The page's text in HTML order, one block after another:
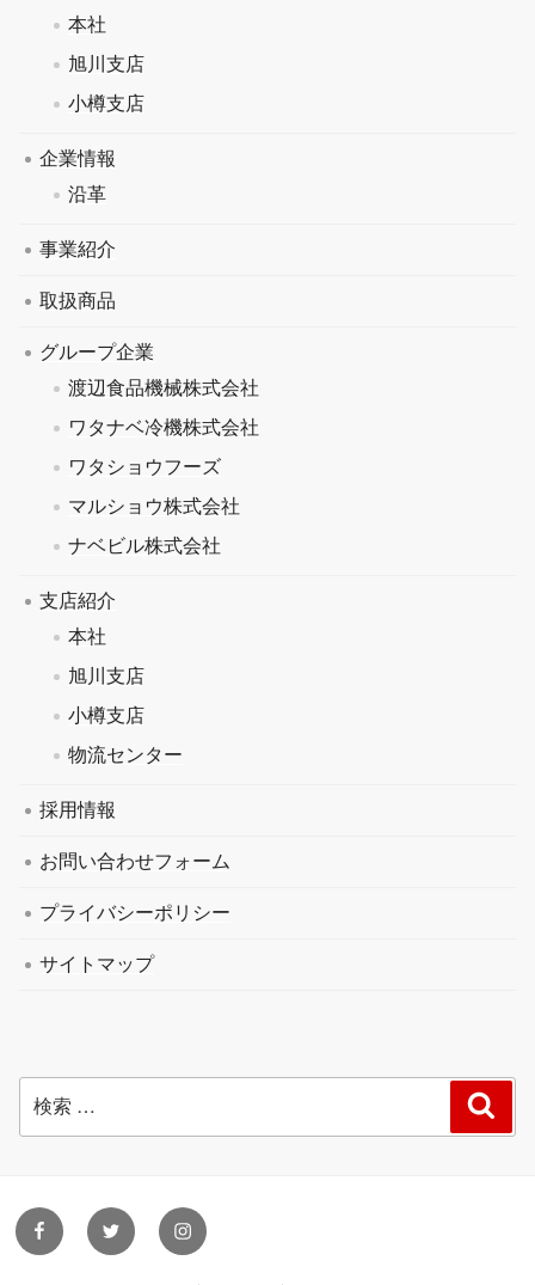
本社
旭川支店
小樽支店
企業情報
沿革
事業紹介
取扱商品
グループ企業
渡辺食品機械株式会社
ワタナベ冷機株式会社
ワタショウフーズ
マルショウ株式会社
ナベビル株式会社
支店紹介
本社
旭川支店
小樽支店
物流センター
採用情報
お問い合わせフォーム
プライバシーポリシー
サイトマップ
索:
facebooktwitter instagram